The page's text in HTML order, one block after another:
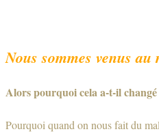
Nous sommes venus
Alors pourquoi cela a-t-il changé
Pourquoi quand on nous fait du